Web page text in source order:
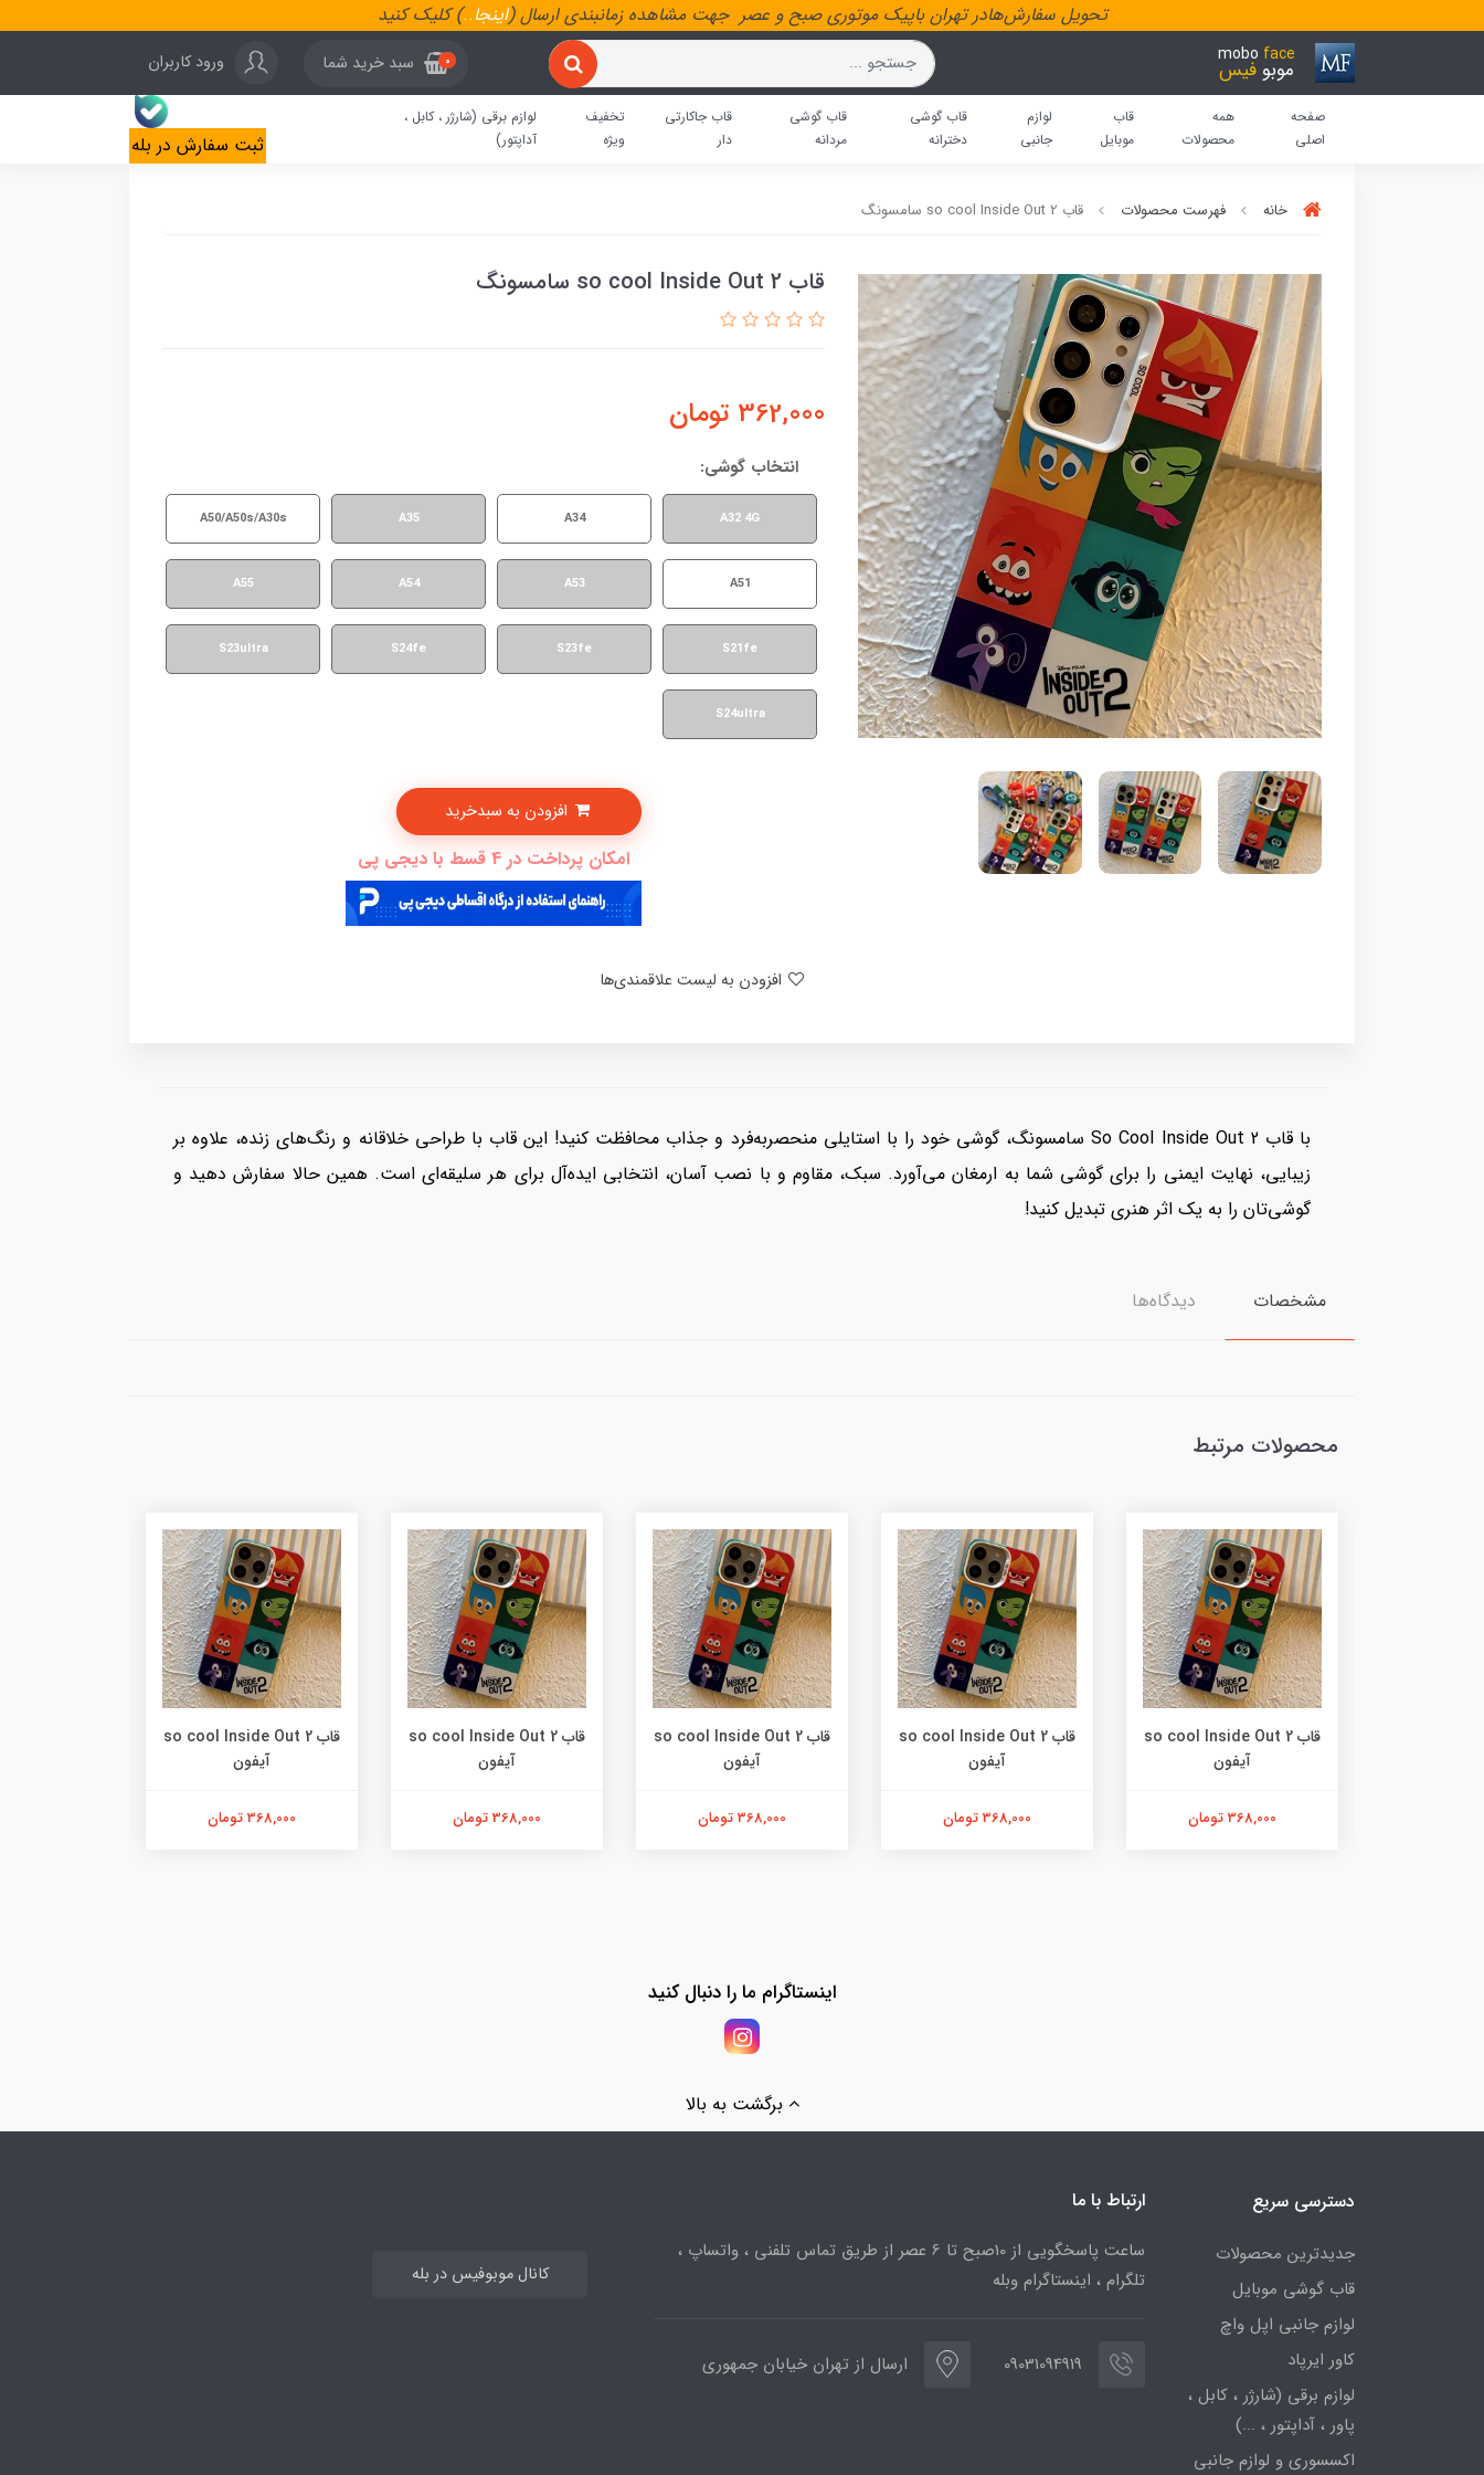
تحویل سفارش‌هادر تهران باپیک موتوری صبح و عصر جهت مشاهده زمانبندی ارسال (اینجا..) کلیک کنید
mobo face
موبو فیس 0 سبد خرید شما ورود کاربران
صفحه
اصلی
همه
محصولات
قاب
موبایل
لوازم
جانبی
قاب گوشی
دخترانه
قاب گوشی
مردانه
قاب جاکارتی
دار
تخفیف
ویژه
لوازم برقی (شارژر ، کابل ،
آداپتور)
ثبت سفارش در بله
خانه فهرست محصولات قاب so cool Inside Out 2 سامسونگ
قاب so cool Inside Out 2 سامسونگ
362,000 تومان
انتخاب گوشی:
A32 4G
A34
A35
A50/A50s/A30s
A51
A53
A54
A55
S21fe
S23fe
S24fe
S23ultra
S24ultra
امکان پرداخت در 4 قسط با دیجی پی
با قاب So Cool Inside Out 2 سامسونگ، گوشی خود را با استایلی منحصر‌به‌فرد و جذاب محافظت کنید! این قاب با طراحی خلاقانه و رنگ‌های زنده، علاوه بر
زیبایی، نهایت ایمنی را برای گوشی شما به ارمغان می‌آورد. سبک، مقاوم و با نصب آسان، انتخابی ایده‌آل برای هر سلیقه‌ای است. همین حالا سفارش دهید و
گوشی‌تان را به یک اثر هنری تبدیل کنید!
مشخصات دیدگاه‌ها
محصولات مرتبط
قاب so cool Inside Out 2
آیفون
368,000 تومان
قاب so cool Inside Out 2
آیفون
368,000 تومان
قاب so cool Inside Out 2
آیفون
368,000 تومان
قاب so cool Inside Out 2
آیفون
368,000 تومان
قاب so cool Inside Out 2
آیفون
368,000 تومان
اینستاگرام ما را دنبال کنید
برگشت به بالا
دسترسی سریع
جدیدترین محصولات
قاب گوشی موبایل
لوازم جانبی اپل واچ
کاور ایرپاد
لوازم برقی (شارژر ، کابل ،
پاور ، آداپتور ، ...)
اکسسوری و لوازم جانبی
ارتباط با ما
ساعت پاسخگویی از 10صبح تا 6 عصر از طریق تماس تلفنی ، واتساپ ،
تلگرام ، اینستاگرام وبله
09031094919 ارسال از تهران خیابان جمهوری
کانال موبوفیس در بله